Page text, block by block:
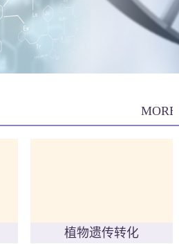
植物遗传转化
MORE